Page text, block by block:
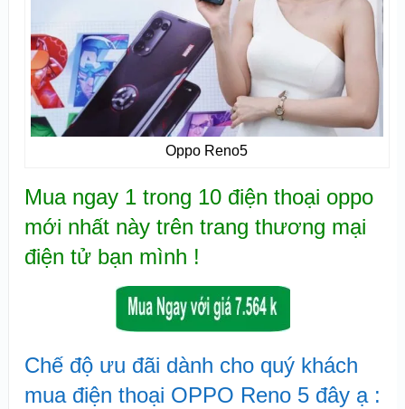
Oppo Reno5
Mua ngay 1 trong 10 điện thoại oppo
mới nhất này trên trang thương mại
điện tử bạn mình !
Chế độ ưu đãi dành cho quý khách
mua điện thoại OPPO Reno 5 đây ạ :